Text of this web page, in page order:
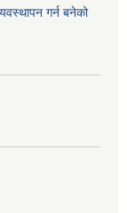
गर्न बनेको